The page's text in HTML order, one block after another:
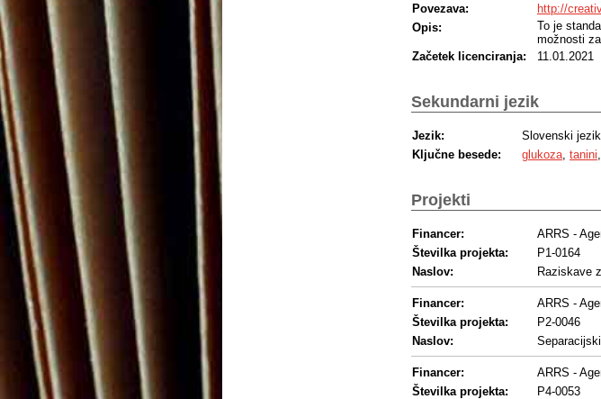
Povezava:
http://
Opis:
To je
možnosti
Začetek licenciranja:
11.01.2021
Sekundarni jezik
Jezik:
Slovenski jezik
Ključne besede:
glukoza tanini
Projekti
Financer:
ARRS -
Številka projekta:
P1-0164
Naslov:
Raziskave
Financer:
ARRS -
Številka projekta:
P2-0046
Naslov:
Financer:
ARRS -
Številka projekta:
P4-0053